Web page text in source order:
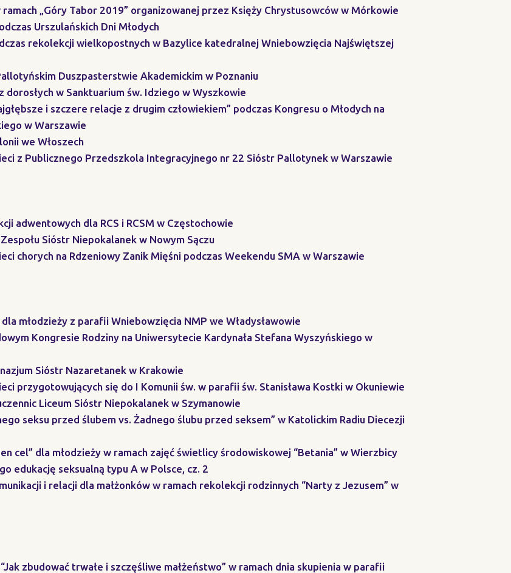
„Góry Tabor 2019” organizowanej przez Księży Chrystusowców w Mórkowie
Urszulańskich Dni Młodych
rekolekcji wielkopostnych w Bazylice katedralnej Wniebowzięcia Najświętszej
Duszpasterstwie Akademickim w Poznaniu
dorosłych w Sanktuarium św. Idziego w Wyszkowie
i szczere relacje z drugim człowiekiem” podczas Kongresu o Młodych na
w Warszawie
we Włoszech
z Publicznego Przedszkola Integracyjnego nr 22 Sióstr Pallotynek w Warszawie
adwentowych dla RCS i RCSM w Częstochowie
Sióstr Niepokalanek w Nowym Sączu
chorych na Rdzeniowy Zanik Mięśni podczas Weekendu SMA w Warszawie
młodzieży z parafii Wniebowzięcia NMP we Władysławowie
Kongresie Rodziny na Uniwersytecie Kardynała Stefana Wyszyńskiego w
Sióstr Nazaretanek w Krakowie
przygotowujących się do I Komunii św. w parafii św. Stanisława Kostki w Okuniewie
Liceum Sióstr Niepokalanek w Szymanowie
seksu przed ślubem vs. Żadnego ślubu przed seksem” w Katolickim Radiu Diecezji
cel” dla młodzieży w ramach zajęć świetlicy środowiskowej “Betania” w Wierzbicy
edukację seksualną typu A w Polsce, cz. 2
i relacji dla małżonków w ramach rekolekcji rodzinnych “Narty z Jezusem” w
zbudować trwałe i szczęśliwe małżeństwo” w ramach dnia skupienia w parafii